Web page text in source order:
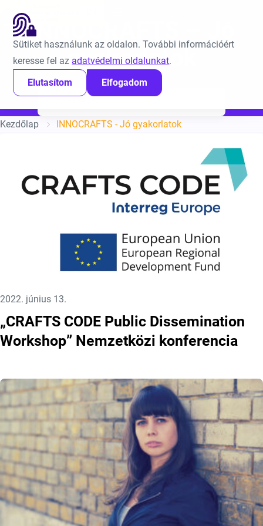
Sütiket használunk az oldalon. További információért
keresse fel az adatvédelmi oldalunkat.
Elutasítom
Elfogadom
Ugrás a tartalomra
INNOCRAFTS – Jó
gyakorlatok
Kezdőlap INNOCRAFTS - Jó gyakorlatok
Közzétéve:
2022. június 13.
„CRAFTS CODE Public Dissemination
Workshop” Nemzetközi konferencia